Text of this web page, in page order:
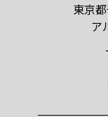
東京
ア